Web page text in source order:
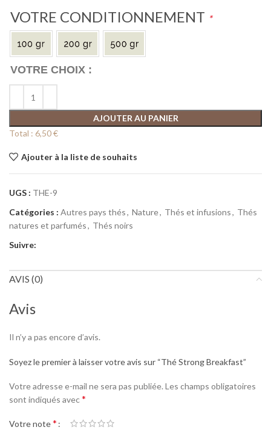
VOTRE CONDITIONNEMENT *
AJOUTER AU PANIER
Total : 6,50 €
Ajouter à la liste de souhaits
UGS : THE-9
Catégories : Autres pays thés, Nature, Thés et infusions, Thés
natures et parfumés, Thés noirs
Suivre:
AVIS (0)
Avis
Il n’y a pas encore d’avis.
Soyez le premier à laisser votre avis sur “Thé Strong Breakfast”
Votre adresse e-mail ne sera pas publiée. Les champs obligatoires
sont indiqués avec*
Votre note*